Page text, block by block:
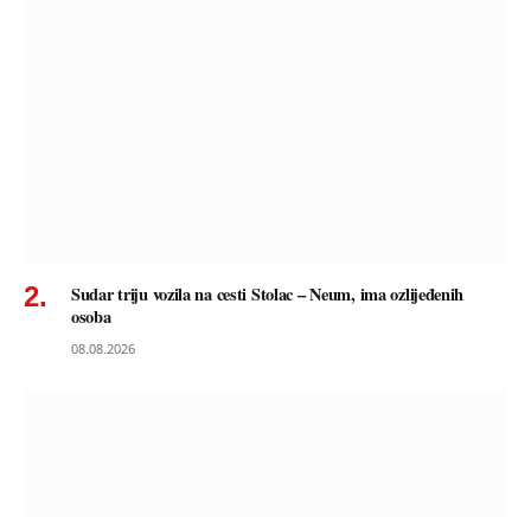
Sudar triju vozila na cesti Stolac – Neum, ima ozlijeđenih
osoba
08.08.2026